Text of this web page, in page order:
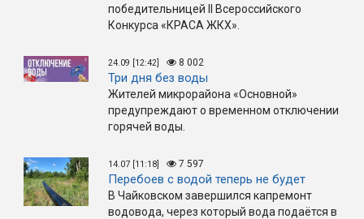
победительницей II Всероссийского
Конкурса «КРАСА ЖКХ».
24.09 [12:42] 8 002
Три дня без воды
Жителей микрорайона «Основной»
предупреждают о временном отключении
горячей воды.
14.07 [11:18] 7 597
Перебоев с водой теперь не будет
В Чайковском завершился капремонт
водовода, через который вода подаётся в